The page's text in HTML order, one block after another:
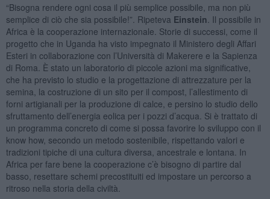
“Bisogna rendere ogni cosa il più semplice possibile, ma non più
semplice di ciò che sia possibile!”. Ripeteva Einstein . Il possibile in
Africa è la cooperazione internazionale. Storie di successi, come il
progetto che in Uganda ha visto impegnato il Ministero degli Affari
Esteri in collaborazione con l’Università di Makerere e la Sapienza
di Roma. È stato un laboratorio di piccole azioni ma significative,
che ha previsto lo studio e la progettazione di attrezzature per la
semina, la costruzione di un sito per il compost, l’allestimento di
forni artigianali per la produzione di calce, e persino lo studio dello
sfruttamento dell’energia eolica per i pozzi d’acqua. Si è trattato di
un programma concreto di come si possa favorire lo sviluppo con il
know how, secondo un metodo sostenibile, rispettando valori e
tradizioni tipiche di una cultura diversa, ancestrale e lontana. In
Africa per fare bene la cooperazione c’è bisogno di partire dal
basso, resettare schemi precostituiti ed impostare un percorso a
ritroso nella storia della civiltà.